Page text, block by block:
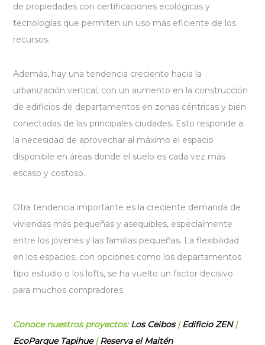
de propiedades con certificaciones ecológicas y
tecnologías que permiten un uso más eficiente de los
recursos.
Además, hay una tendencia creciente hacia la
urbanización vertical, con un aumento en la construcción
de edificios de departamentos en zonas céntricas y bien
conectadas de las principales ciudades. Esto responde a
la necesidad de aprovechar al máximo el espacio
disponible en áreas donde el suelo es cada vez más
escaso y costoso.
Otra tendencia importante es la creciente demanda de
viviendas más pequeñas y asequibles, especialmente
entre los jóvenes y las familias pequeñas. La flexibilidad
en los espacios, con opciones como los departamentos
tipo estudio o los lofts, se ha vuelto un factor decisivo
para muchos compradores.
Conoce nuestros proyectos:Los Ceibos|Edificio ZEN|
EcoParque Tapihue|Reserva el Maitén